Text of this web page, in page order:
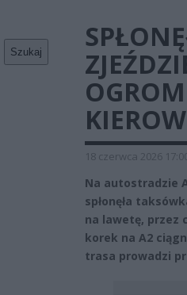
Szukaj
18 czerwca 2026
Na autostradzie
spłonęła
na lawetę, przez
korek na A2
trasa prowadzi